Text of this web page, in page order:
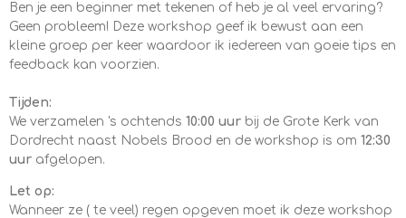
Ben je een beginner met tekenen of heb je al veel ervaring?
Geen probleem! Deze workshop geef ik bewust aan een
kleine groep per keer waardoor ik iedereen van goeie tips en
feedback kan voorzien.
Tijden:
We verzamelen 's ochtends 10:00 uur bij de Grote Kerk van
Dordrecht naast Nobels Brood en de workshop is om 12:30
uur afgelopen.
Let op:
Wanneer ze ( te veel) regen opgeven moet ik deze workshop